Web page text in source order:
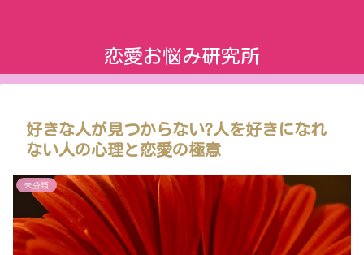
恋愛お悩み研究所
好きな人が見つからない?人を好きになれ
ない人の心理と恋愛の極意
未分類